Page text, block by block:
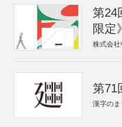
第24
限定》
株式会
第71
漢字の